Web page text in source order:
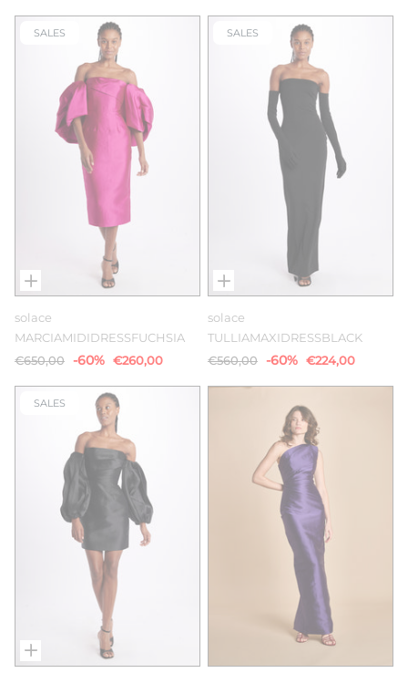
SALES
solace
MARCIAMIDIDRESSFUCHSIA
€650,00 -60% €260,00
SALES
solace
TULLIAMAXIDRESSBLACK
€560,00 -60% €224,00
SALES